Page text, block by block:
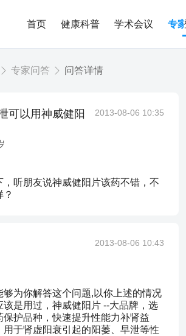
首页 健康科普 学术会议 专
专家问答 问答详情
可以用神威健阳
2013-08-06 10:35
，听朋友说神威健阳片该药不错，不
2013-08-06 10:43
够为你解答这个问题,以你上述的情况
该是用过，神威健阳片 --大品牌，选
保护品种，快速提升性能力补肾益
用于肾虚阳衰引起的阳萎、早泄等性